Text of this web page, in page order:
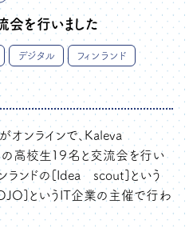
会を行いました
デジタル フィンランド
がオンラインで、Kaleva
高校生１９名と交流会を行い
ンランドの[Idea scout]という
というIT企業の主催で行わ